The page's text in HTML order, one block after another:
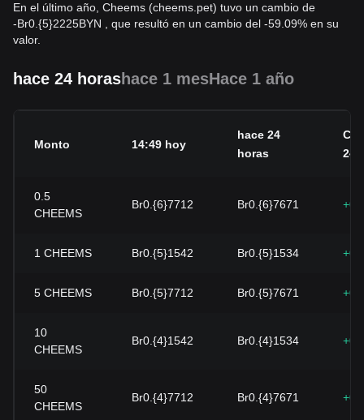
En el último año, Cheems (cheems.pet) tuvo un cambio de
-Br0.{5}2225BYN , que resultó en un cambio del -59.09% en su
valor.
hace 24 horashace 1 mesHace 1 año
Monto 14:49 hoy
hace 24
horas
24h
0.5
CHEEMS
Br0.{6}7712 Br0.{6}7671
1 CHEEMS Br0.{5}1542 Br0.{5}1534
5 CHEEMS Br0.{5}7712 Br0.{5}7671
10
CHEEMS
Br0.{4}1542 Br0.{4}1534
50
CHEEMS
Br0.{4}7712 Br0.{4}7671